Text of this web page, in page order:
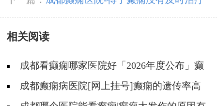
会怎么样?
相关阅读
成都看癫痫哪家医院好「2026年度公布」癫
痫要做的护理有哪些?
成都癫痫病医院[网上挂号]癫痫的遗传率高